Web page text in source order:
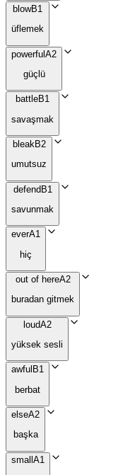
blowB1
üflemek
powerfulA2
güçlü
battleB1
savaşmak
bleak B2
umutsuz
defendB1
savunmak
everA1
hiç
out of hereA2
buradan gitmek
loudA2
yüksek sesli
awful B1
berbat
elseA2
başka
smallA1